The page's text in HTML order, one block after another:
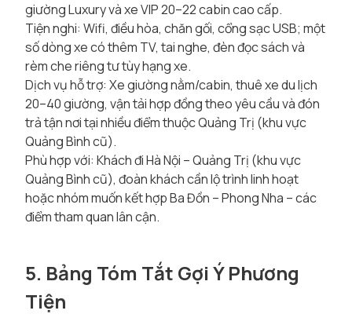
giường Luxury và xe VIP 20–22 cabin cao cấp.
Tiện nghi: Wifi, điều hòa, chăn gối, cổng sạc USB; một
số dòng xe có thêm TV, tai nghe, đèn đọc sách và
rèm che riêng tư tùy hạng xe.
Dịch vụ hỗ trợ: Xe giường nằm/cabin, thuê xe du lịch
20–40 giường, vận tải hợp đồng theo yêu cầu và đón
trả tận nơi tại nhiều điểm thuộc Quảng Trị (khu vực
Quảng Bình cũ).
Phù hợp với: Khách đi Hà Nội – Quảng Trị (khu vực
Quảng Bình cũ), đoàn khách cần lộ trình linh hoạt
hoặc nhóm muốn kết hợp Ba Đồn – Phong Nha – các
điểm tham quan lân cận.
5. Bảng Tóm Tắt Gợi Ý Phương
Tiện